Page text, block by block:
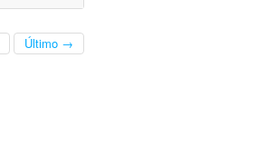
Último →